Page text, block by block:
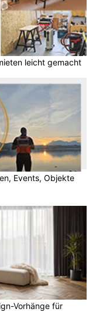
leicht gemacht
Events, Objekte
Vorhänge für